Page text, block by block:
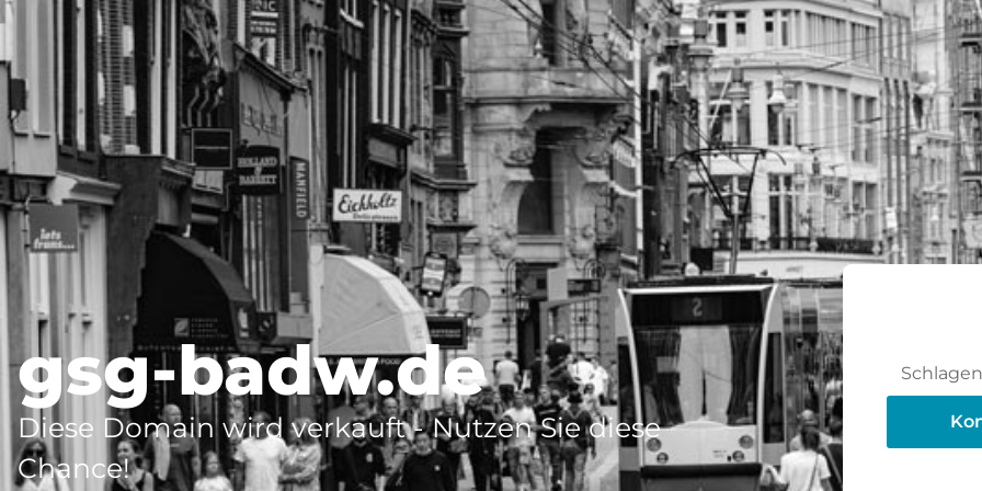
gsg-badw.de
Diese Domain wird verkauft - Nutzen Sie diese
Chance!